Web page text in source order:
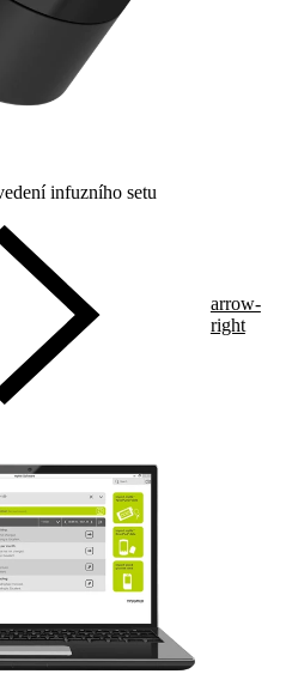
infuzního setu
arrow-
right